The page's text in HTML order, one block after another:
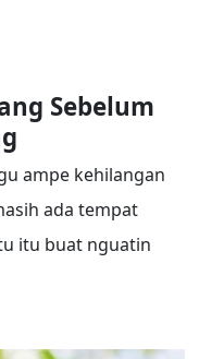
Sebelum
ampe kehilangan
ada tempat
itu buat nguatin